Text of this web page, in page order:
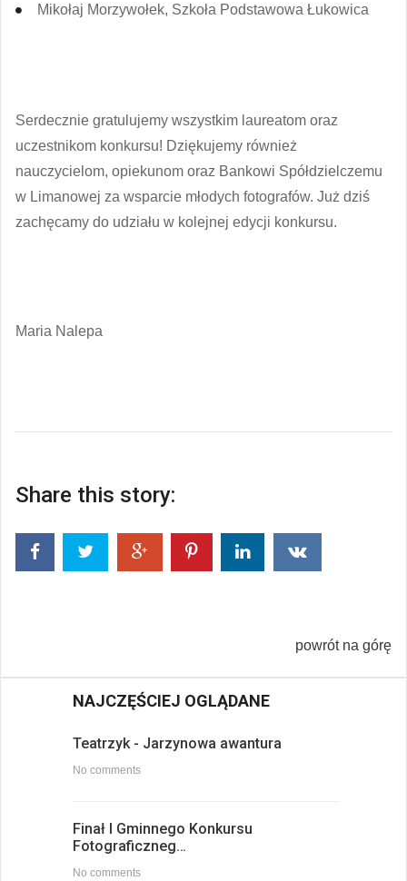
Mikołaj Morzywołek, Szkoła Podstawowa Łukowica
Serdecznie gratulujemy wszystkim laureatom oraz
uczestnikom konkursu! Dziękujemy również
nauczycielom, opiekunom oraz Bankowi Spółdzielczemu
w Limanowej za wsparcie młodych fotografów. Już dziś
zachęcamy do udziału w kolejnej edycji konkursu.
Maria Nalepa
Share this story:
powrót na górę
NAJCZĘŚCIEJ OGLĄDANE
Teatrzyk - Jarzynowa awantura
No comments
Finał I Gminnego Konkursu
Fotograficzneg…
No comments